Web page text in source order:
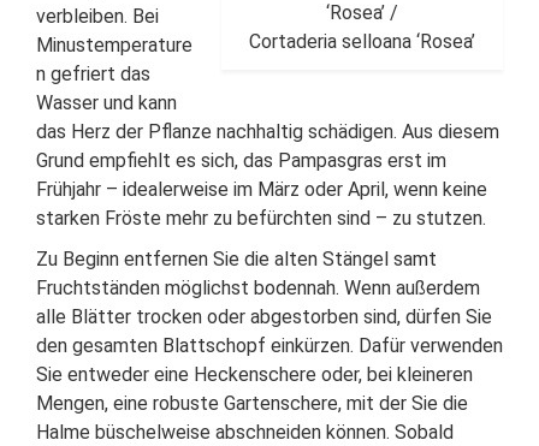
‘Rosea’ /
Cortaderia selloana ‘Rosea’
verbleiben. Bei
Minustemperature
n gefriert das
Wasser und kann
das Herz der Pflanze nachhaltig schädigen. Aus diesem
Grund empfiehlt es sich, das Pampasgras erst im
Frühjahr – idealerweise im März oder April, wenn keine
starken Fröste mehr zu befürchten sind – zu stutzen.
Zu Beginn entfernen Sie die alten Stängel samt
Fruchtständen möglichst bodennah. Wenn außerdem
alle Blätter trocken oder abgestorben sind, dürfen Sie
den gesamten Blattschopf einkürzen. Dafür verwenden
Sie entweder eine Heckenschere oder, bei kleineren
Mengen, eine robuste Gartenschere, mit der Sie die
Halme büschelweise abschneiden können. Sobald